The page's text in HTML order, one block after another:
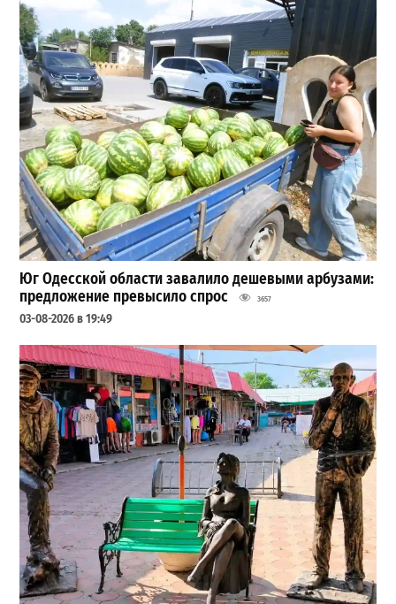
Юг Одесской области завалило дешевыми арбузами:
предложение превысило спрос
3657
03-08-2026 в 19:49